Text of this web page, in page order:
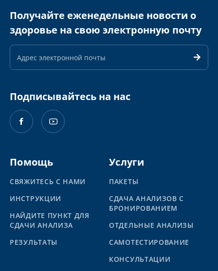
Получайте еженедельные новости о
здоровье на свою электронную почту
Адрес
почты
Подписывайтесь на нас
Помощь
СВЯЖИТЕСЬ С НАМИ
ИНСТРУКЦИИ
НАЙДИТЕ ПУНКТ ДЛЯ
СДАЧИ АНАЛИЗА
PЕЗУЛЬТАТЫ
Услуги
ПАКЕТЫ
СДАЧА АНАЛИЗОВ С
БРОНИРОВАНИЕМ
ОТДЕЛЬНЫЕ АНАЛИЗЫ
САМОТЕСТИРОВАНИЕ
КОНСУЛЬТАЦИИ